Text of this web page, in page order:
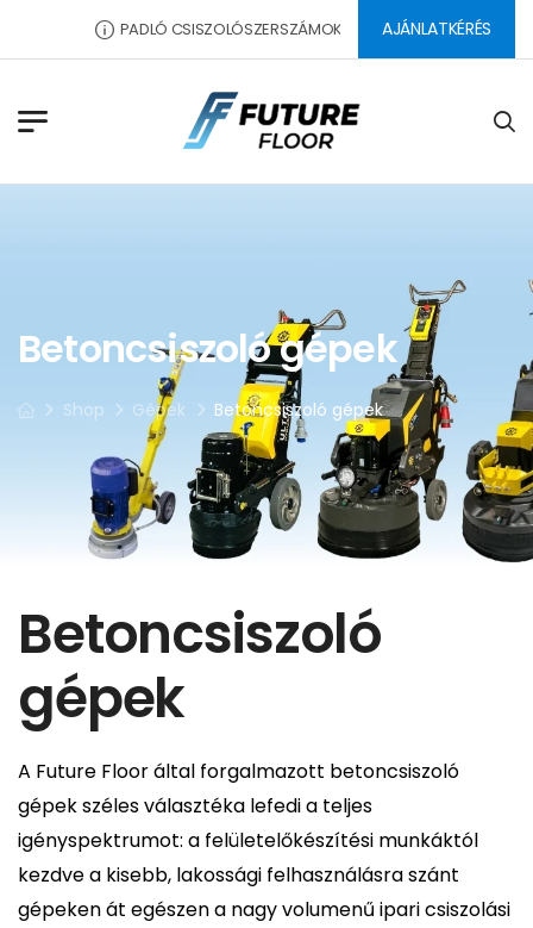
PADLÓ CSISZOLÓSZERSZÁMOK, SEGÉDANYAGOK,
AJÁNLATKÉRÉS
Betoncsiszoló gépek
Shop Gépek Betoncsiszoló gépek
Betoncsiszoló
gépek
A Future Floor által forgalmazott betoncsiszoló
gépek széles választéka lefedi a teljes
igényspektrumot: a felületelőkészítési munkáktól
kezdve a kisebb, lakossági felhasználásra szánt
gépeken át egészen a nagy volumenű ipari csiszolási